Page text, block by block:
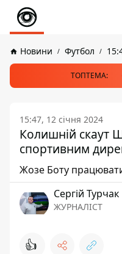
Новини Футбол
ТОПТЕМА:
15:47, 12 січня 2024
Колишній скаут
спортивним
Жозе Боту
Сергій Турчак
ЖУРНАЛІСТ
👍